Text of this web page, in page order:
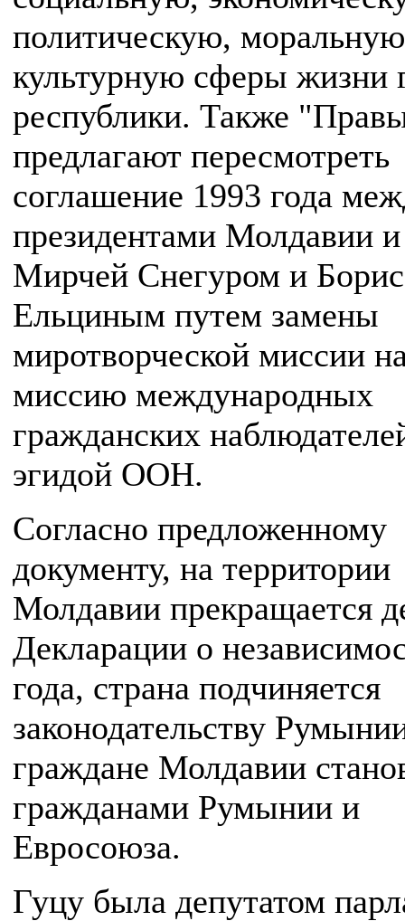
политическую,
культурную сферы жизни
республики. Также
предлагают пересмотреть
соглашение 1993 года
президентами Молдавии
Мирчей Снегуром и
Ельциным путем замены
миротворческой миссии
миссию международных
гражданских
эгидой ООН.
Согласно предложенному
документу, на территории
Молдавии прекращается
Декларации о
года, страна подчиняется
законодательству
граждане Молдавии
гражданами Румынии и
Евросоюза.
Гуцу была депутатом